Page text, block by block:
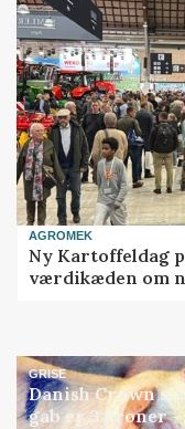
AGROMEK
Ny Kartoffeldag
værdikæden om
GRISE
Danish Crown
gab er 3 kroner